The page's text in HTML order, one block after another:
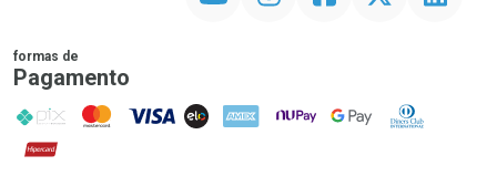
formas de
Pagamento
PIX MasterCard
VISA ELO AMEX NuPay Google PayDiners Club
Hipercard